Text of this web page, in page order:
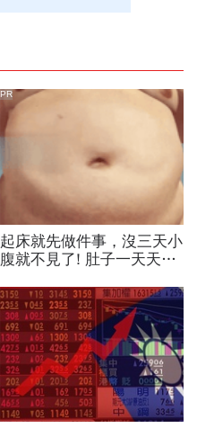
起床就先做件事，沒三天小
腹就不見了! 肚子一天天變
PR